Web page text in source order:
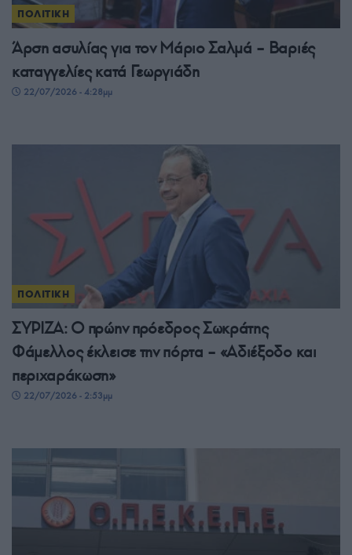
ΠΟΛΙΤΙΚΗ
Άρση ασυλίας για τον Μάριο Σαλμά – Βαριές
καταγγελίες κατά Γεωργιάδη
22/07/2026 - 4:28μμ
ΠΟΛΙΤΙΚΗ
ΣΥΡΙΖΑ: Ο πρώην πρόεδρος Σωκράτης
Φάμελλος έκλεισε την πόρτα – «Αδιέξοδο και
περιχαράκωση»
22/07/2026 - 2:53μμ